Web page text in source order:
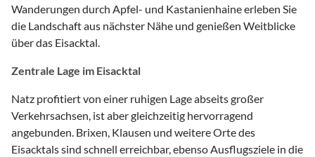
Wanderungen durch Apfel- und Kastanienhaine erleben Sie
die Landschaft aus nächster Nähe und genießen Weitblicke
über das Eisacktal.
Zentrale Lage im Eisacktal
Natz profitiert von einer ruhigen Lage abseits großer
Verkehrsachsen, ist aber gleichzeitig hervorragend
angebunden. Brixen, Klausen und weitere Orte des
Eisacktals sind schnell erreichbar, ebenso Ausflugsziele in die